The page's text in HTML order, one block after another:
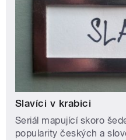
Slavíci v krabici
Seriál mapující skoro
popularity českých a